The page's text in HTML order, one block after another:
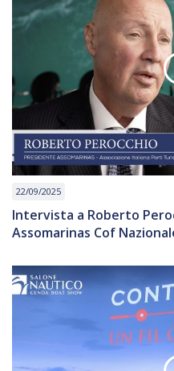
22/09/2025
Intervista a Roberto
Assomarinas Cof